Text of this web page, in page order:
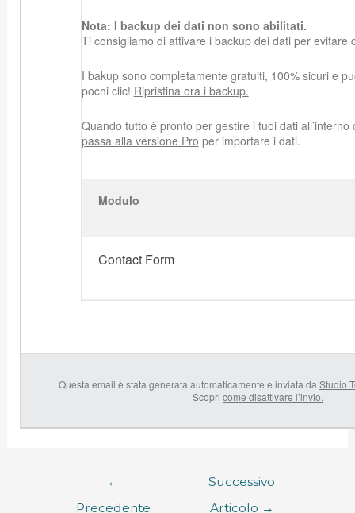
Nota: I backup dei dati non sono abilitati.
Ti consigliamo di attivare i backup dei dati per evitare
I bakup sono completamente gratuiti, 100% sicuri e
pochi clic! Ripristina ora i backup.
Quando tutto è pronto per gestire i tuoi dati all’interno
passa alla versione Pro per importare i dati.
Modulo
Contact Form
Questa email è stata generata automaticamente e inviata daStudio
Scopricome disattivare l’invio.
←
Precedente
Successivo
Articolo →